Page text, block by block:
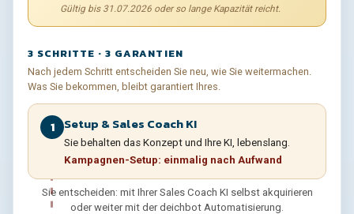
Gültig bis 31.07.2026 oder so lange Kapazität reicht.
3 SCHRITTE · 3 GARANTIEN
Nach jedem Schritt entscheiden Sie neu, wie Sie weitermachen.
Was Sie bekommen, bleibt garantiert Ihres.
1 Setup & Sales Coach KI
Sie behalten das Konzept und Ihre KI, lebenslang.
Kampagnen-Setup: einmalig nach Aufwand
Sie entscheiden: mit Ihrer Sales Coach KI selbst akquirieren
oder weiter mit der deichbot Automatisierung.